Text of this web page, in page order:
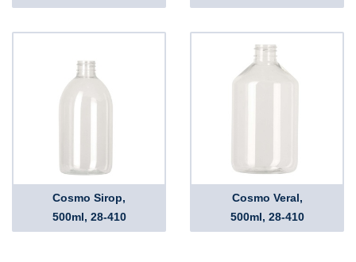
Cosmo Sirop,
500ml, 28-410
Cosmo Veral,
500ml, 28-410